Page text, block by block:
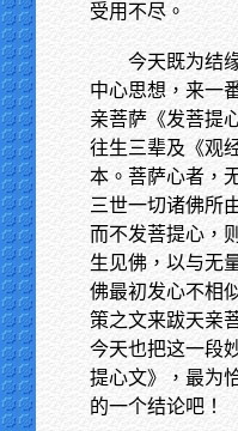
受用不尽。
今天既为结
中心思想，来一
亲菩萨《发菩提
往生三辈及《观
本。菩萨心者，
三世一切诸佛所
而不发菩提心，
生见佛，以与无
佛最初发心不相
策之文来跋天亲
今天也把这一段
提心文》，最为
的一个结论吧！